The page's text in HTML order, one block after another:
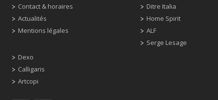
Contact & horaires
Actualités
Mentions légales
Dexo
Calligaris
Artcopi
Ditre Italia
Home Spirit
ALF
Serge Lesage